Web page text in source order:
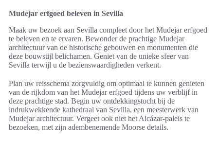
Mudejar erfgoed beleven in Sevilla
Maak uw bezoek aan Sevilla compleet door het Mudejar erfgoed
te beleven en te ervaren. Bewonder de prachtige Mudejar
architectuur van de historische gebouwen en monumenten die
deze bouwstijl belichamen. Geniet van de unieke sfeer van
Sevilla terwijl u de bezienswaardigheden verkent.
Plan uw reisschema zorgvuldig om optimaal te kunnen genieten
van de rijkdom van het Mudejar erfgoed tijdens uw verblijf in
deze prachtige stad. Begin uw ontdekkingstocht bij de
indrukwekkende kathedraal van Sevilla, een meesterwerk van
Mudejar architectuur. Vergeet ook niet het Alcázar-paleis te
bezoeken, met zijn adembenemende Moorse details.